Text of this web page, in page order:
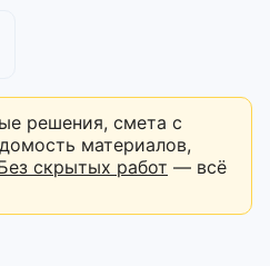
решения, смета с
материалов,
скрытых работ — всё